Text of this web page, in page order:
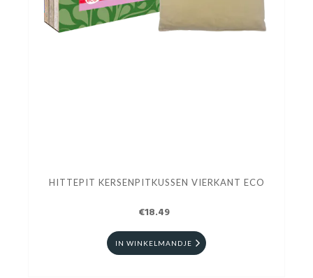
HITTEPIT KERSENPITKUSSEN VIERKANT ECO
€18.49
IN WINKELMANDJE